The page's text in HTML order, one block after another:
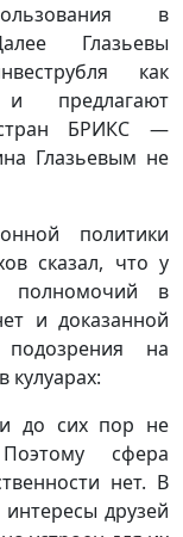
в
Глазьевы
как
и предлагают
БРИКС —
Глазьевым не
политики
сказал, что у
полномочий в
и доказанной
на
кулуарах:
до сих пор не
сфера
нет. В
друзей